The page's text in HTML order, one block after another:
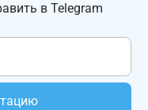
в Telegram